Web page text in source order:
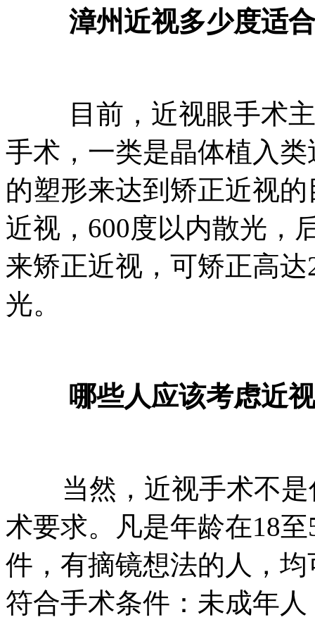
漳州近视多少度适
目前，近视眼手术主
手术，一类是晶体植入
的塑形来达到矫正近视
近视，600度以内散光，
来矫正近视，可矫正高
光。
哪些人应该考虑近
当然，近视手术不是
术要求。凡是年龄在18
件，有摘镜想法的人，
符合手术条件：未成年